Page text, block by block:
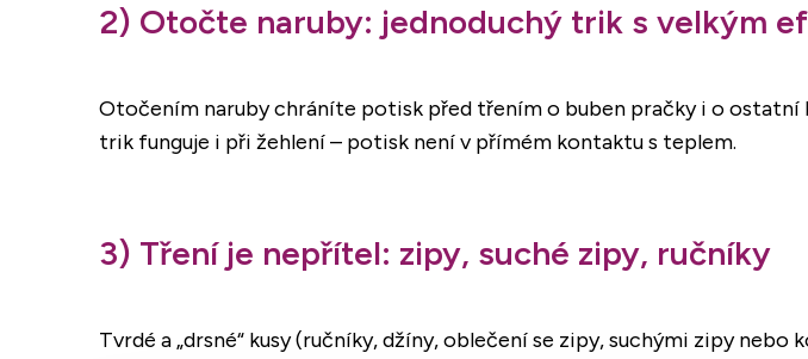
2) Otočte naruby: jednoduchý trik s velkým
Otočením naruby chráníte potisk před třením o buben pračky i o ostatní
trik funguje i při žehlení – potisk není v přímém kontaktu s teplem.
3) Tření je nepřítel: zipy, suché zipy, ručníky
Tvrdé a „drsné“ kusy (ručníky, džíny, oblečení se zipy, suchými zipy nebo